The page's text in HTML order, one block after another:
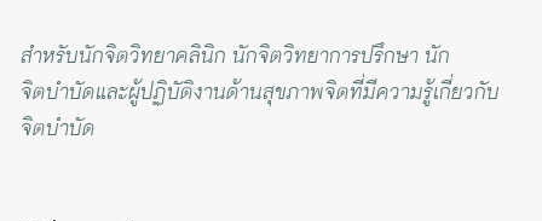
สำหรับนักจิตวิทยาคลินิก นักจิตวิทยาการปรึกษา นัก
จิตบำบัดและผู้ปฏิบัติงานด้านสุขภาพจิตที่มีความรู้เกี่ยวกับ
จิตบำบัด